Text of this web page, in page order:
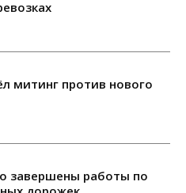
митинг против нового
завершены работы по